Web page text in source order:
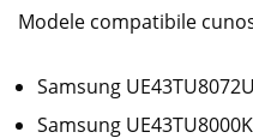
Modele compatibile
Samsung
Samsung UE43TU8000K